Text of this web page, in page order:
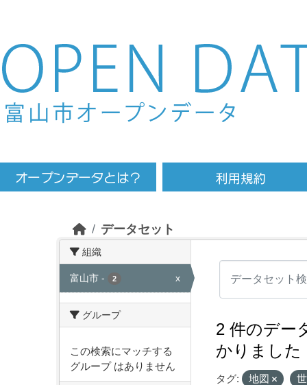
Skip to main content
データセット
組織
富山市 - 2 x
グループ
この検索にマッチする
グループ はありません
2 件のデー
かりました
タグ: 地図